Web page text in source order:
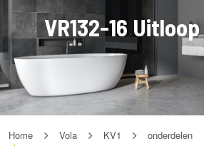
VR132-16
Home Vola KV1 onderdelen